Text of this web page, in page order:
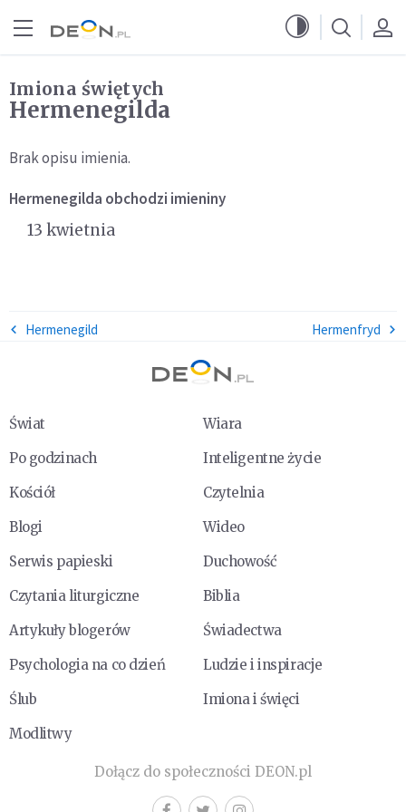
Imiona świętych
Hermenegilda
Brak opisu imienia.
Hermenegilda obchodzi imieniny
13 kwietnia
Hermenegild Hermenfryd
Świat
Wiara
Po godzinach
Inteligentne życie
Kościół
Czytelnia
Blogi
Wideo
Serwis papieski
Duchowość
Czytania liturgiczne
Biblia
Artykuły blogerów
Świadectwa
Psychologia na co dzień
Ludzie i inspiracje
Ślub
Imiona i święci
Modlitwy
Dołącz do społeczności DEON.pl